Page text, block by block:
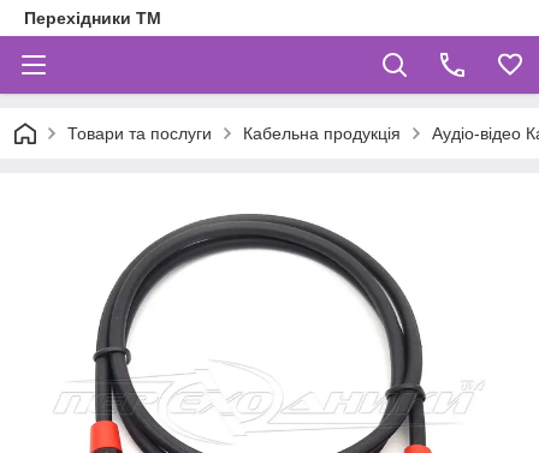
Перехідники ТМ
Товари та послуги Кабельна продукція Аудіо-відео